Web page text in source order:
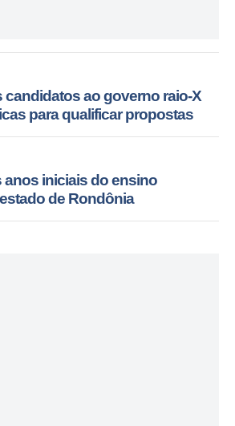
candidatos ao governo raio-X
para qualificar propostas
anos iniciais do ensino
de Rondônia